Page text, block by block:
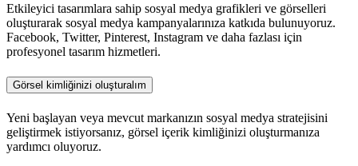
Etkileyici tasarımlara sahip sosyal medya grafikleri ve görselleri
oluşturarak sosyal medya kampanyalarınıza katkıda bulunuyoruz.
Facebook, Twitter, Pinterest, Instagram ve daha fazlası için
profesyonel tasarım hizmetleri.
Görsel kimliğinizi oluşturalım
Yeni başlayan veya mevcut markanızın sosyal medya stratejisini
geliştirmek istiyorsanız, görsel içerik kimliğinizi oluşturmanıza
yardımcı oluyoruz.